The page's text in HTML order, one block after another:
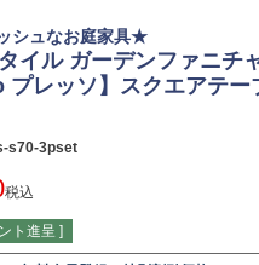
シュなお庭家具★
イル ガーデンファニチ
プレッソ】スクエアテー
s70-3pset
税込
ト進呈 ]